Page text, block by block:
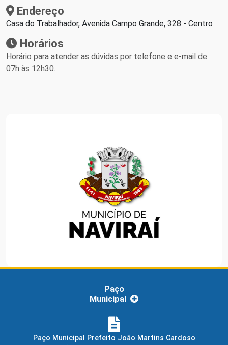
Endereço
Casa do Trabalhador, Avenida Campo Grande, 328 - Centro
Horários
Horário para atender as dúvidas por telefone e e-mail de
07h às 12h30.
Paço
Municipal
Paço Municipal Prefeito João Martins Cardoso